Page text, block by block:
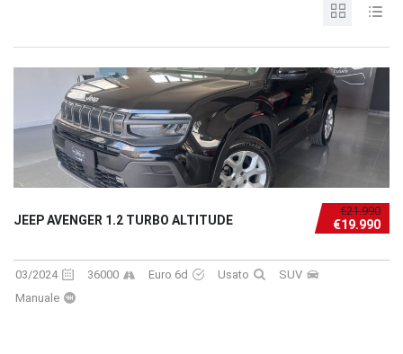
€21.990
€19.990
JEEP AVENGER 1.2 TURBO ALTITUDE
03/2024 36000 Euro 6d Usato
SUV
Manuale